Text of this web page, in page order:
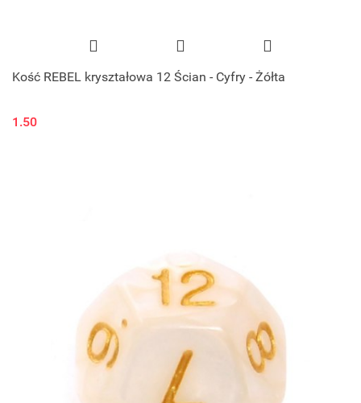
Kość REBEL kryształowa 12 Ścian - Cyfry - Żółta
1.50